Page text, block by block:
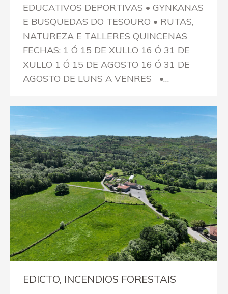
EDUCATIVOS DEPORTIVAS • GYNKANAS
E BUSQUEDAS DO TESOURO • RUTAS,
NATUREZA E TALLERES QUINCENAS
FECHAS: 1 Ó 15 DE XULLO 16 Ó 31 DE
XULLO 1 Ó 15 DE AGOSTO 16 Ó 31 DE
AGOSTO DE LUNS A VENRES •…
EDICTO, INCENDIOS FORESTAIS